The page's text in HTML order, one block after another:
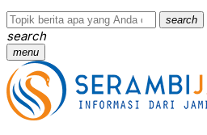
search
search
menu